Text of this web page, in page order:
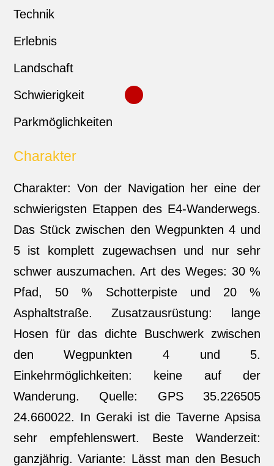
Technik
Erlebnis
Landschaft
Schwierigkeit
Parkmöglichkeiten
Charakter
Charakter: Von der Navigation her eine der
schwierigsten Etappen des E4-Wanderwegs.
Das Stück zwischen den Wegpunkten 4 und
5 ist komplett zugewachsen und nur sehr
schwer auszumachen. Art des Weges: 30 %
Pfad, 50 % Schotterpiste und 20 %
Asphaltstraße. Zusatzausrüstung: lange
Hosen für das dichte Buschwerk zwischen
den Wegpunkten 4 und 5.
Einkehrmöglichkeiten: keine auf der
Wanderung. Quelle: GPS 35.226505
24.660022. In Geraki ist die Taverne Apsisa
sehr empfehlenswert. Beste Wanderzeit:
ganzjährig. Variante: Lässt man den Besuch